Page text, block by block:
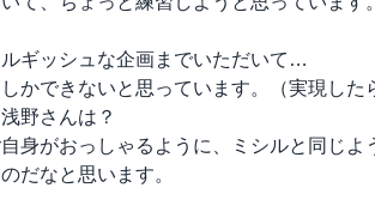
ギッシュな企画までいただいて…
かできないと思っています。（実現した
野さんは？
身がおっしゃるように、ミシルと同じ
だなと思います。